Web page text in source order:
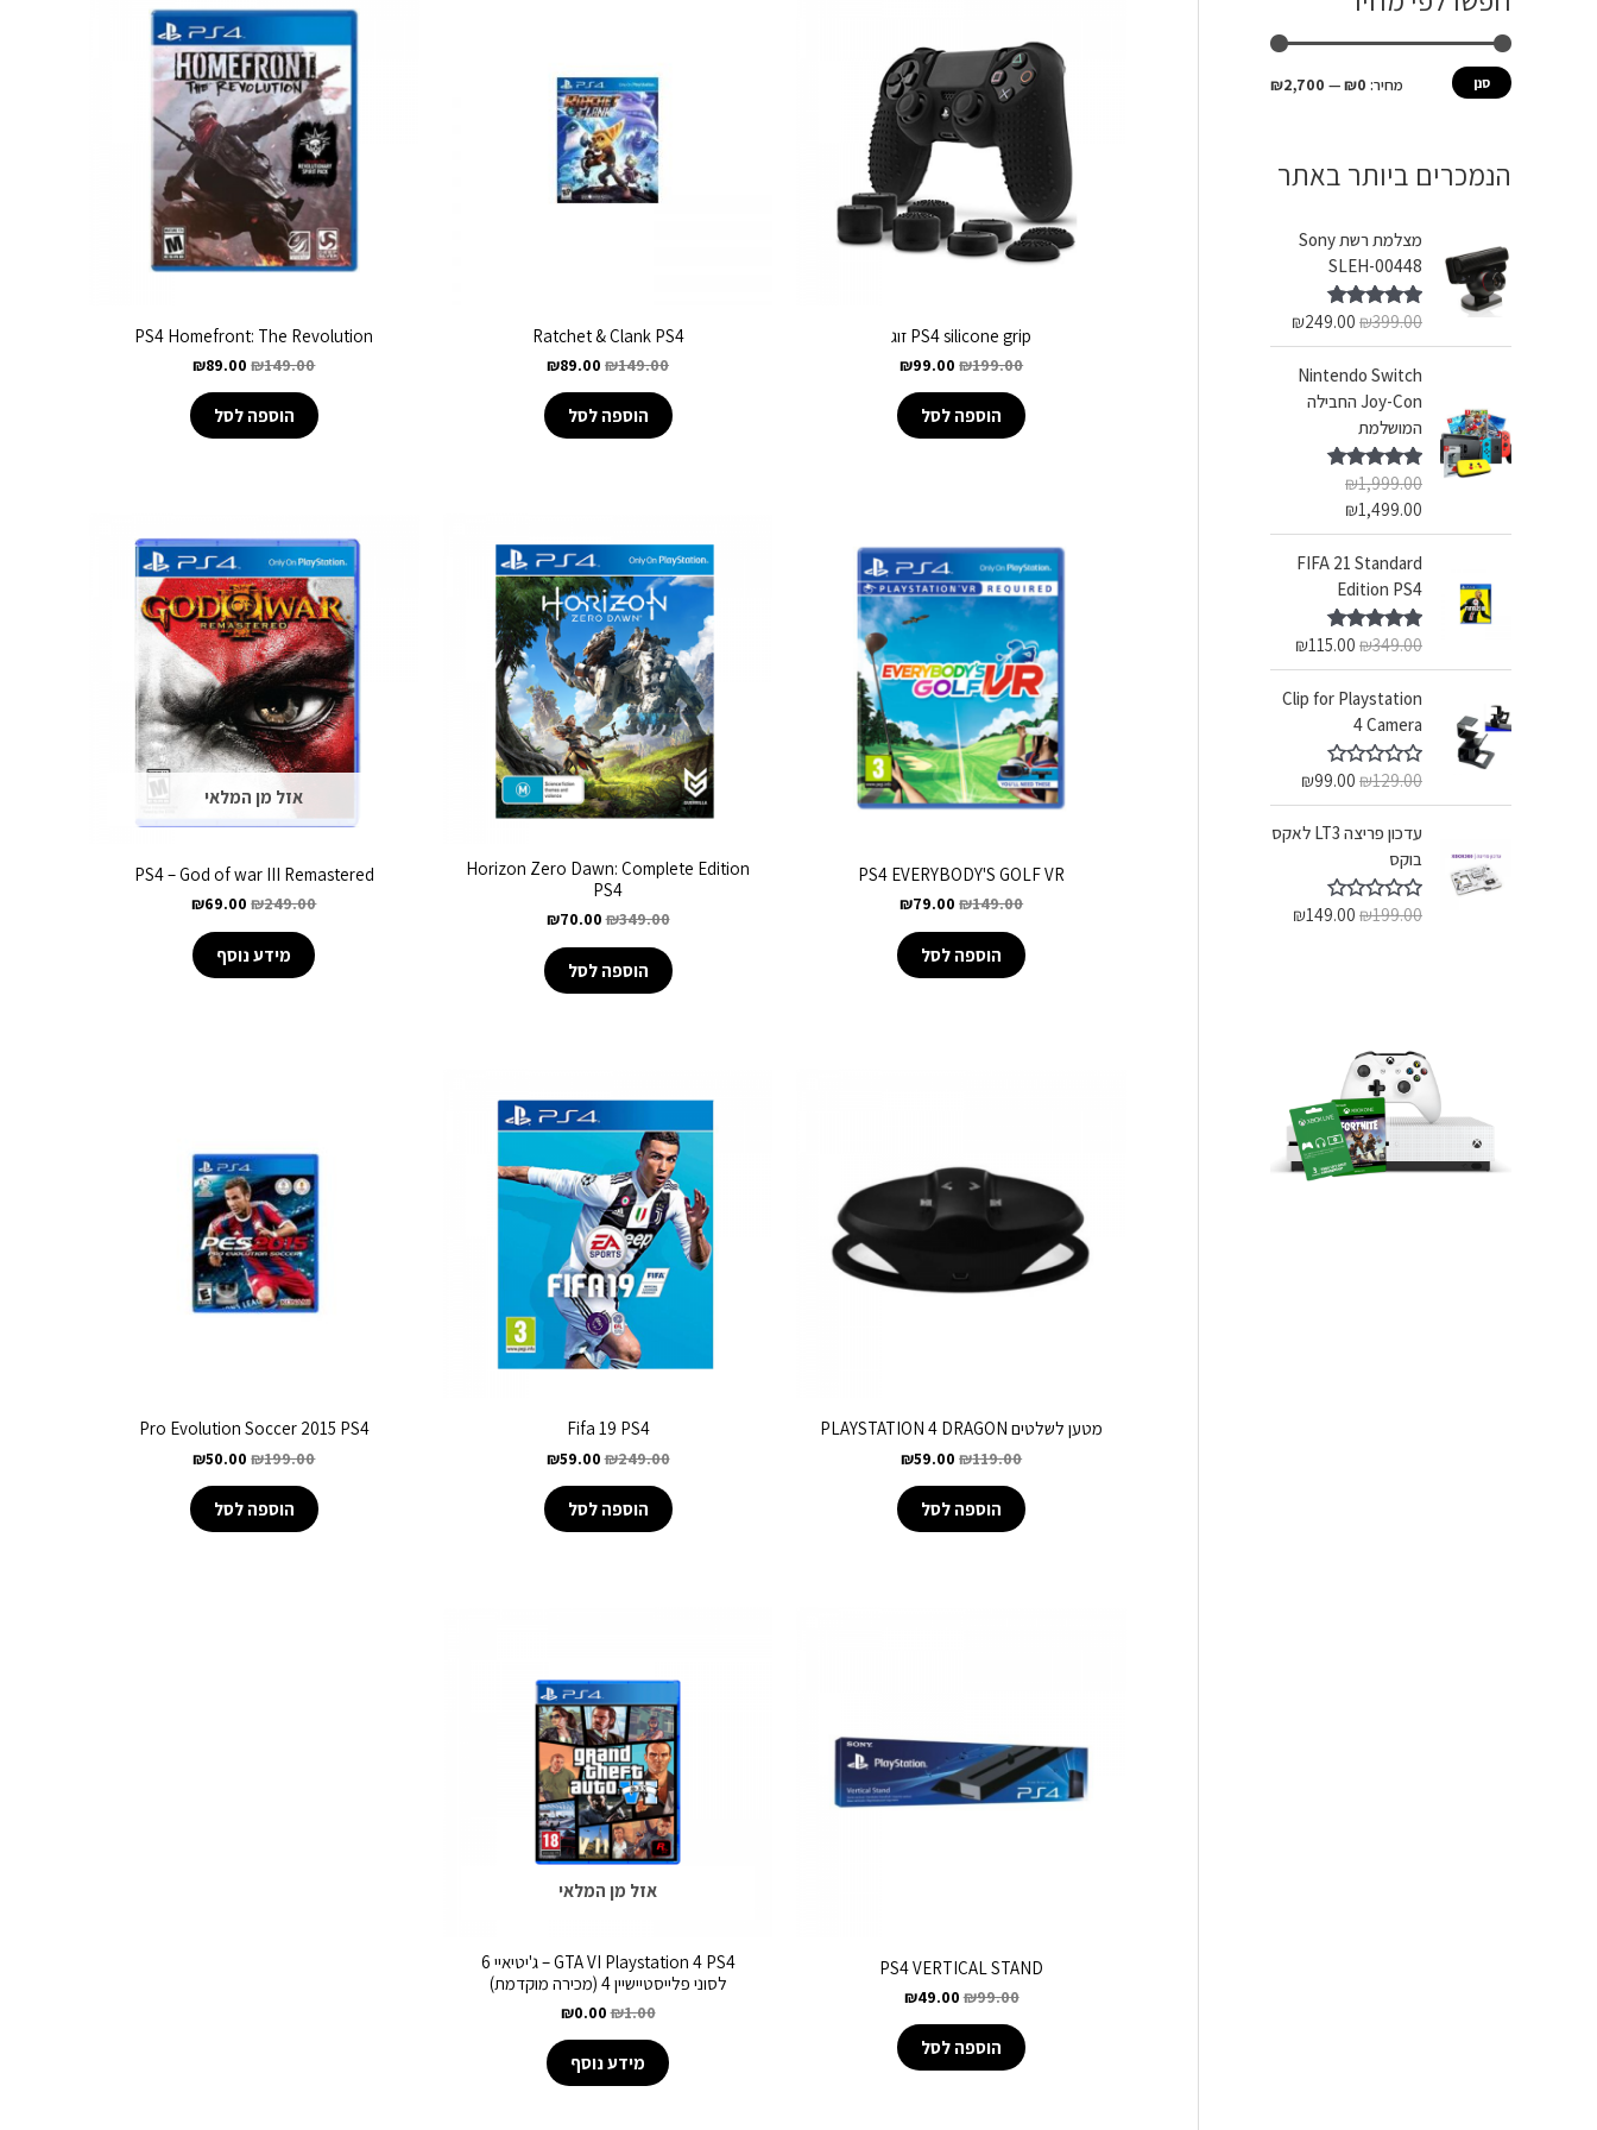
ר
סנן מחיר: ₪0
—
₪2,700
הנמכרים ביותר באתר
מצלמת רשת Sony
SLEH-00448
דורג5.00
₪399.00
₪249.00
Nintendo Switch
Joy-Con החבילה
המושלמת
דורג5.00
מתוך 5
₪1,999.00
₪1,499.00
FIFA 21 Standard
Edition PS4
דורג5.00
₪349.00
₪115.00
Clip for Playstation
4 Camera
ד
ג
מ
ת
ו
ך
₪129.00
₪99.00
עדכון פריצה LT3 לאקס
בוקס
ד
ך
5
₪199.00
₪149.00
PS4 silicone grip זוג
₪199.00
₪99.00
הוספה לסל
Ratchet & Clank PS4
₪149.00
₪89.00
הוספה לסל
PS4 Homefront: The Revolution
₪149.00
₪89.00
הוספה לסל
PS4 EVERYBODY'S GOLF VR
₪149.00
₪79.00
הוספה לסל
Horizon Zero Dawn: Complete Edition
PS4
₪349.00
₪70.00
הוספה לסל
אזל מן המלאי
PS4 – God of war III Remastered
₪249.00
₪69.00
מידע נוסף
מטען לשלטים PLAYSTATION 4 DRAGON
₪119.00
₪59.00
הוספה לסל
Fifa 19 PS4
₪249.00
₪59.00
הוספה לסל
Pro Evolution Soccer 2015 PS4
₪199.00
₪50.00
הוספה לסל
PS4 VERTICAL STAND
₪99.00
₪49.00
הוספה לסל
אזל מן המלאי
GTA VI Playstation 4 PS4 – ג'יטיאיי 6
לסוני פלייסטיישיין 4 (מכירה מוקדמת)
₪1.00
₪0.00
מידע נוסף